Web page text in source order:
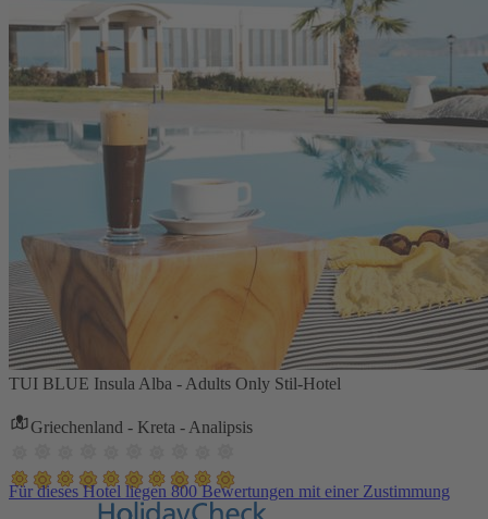
TUI BLUE Insula Alba - Adults Only Stil-Hotel
Griechenland - Kreta - Analipsis
Für dieses Hotel liegen 800 Bewertungen mit einer Zustimmung